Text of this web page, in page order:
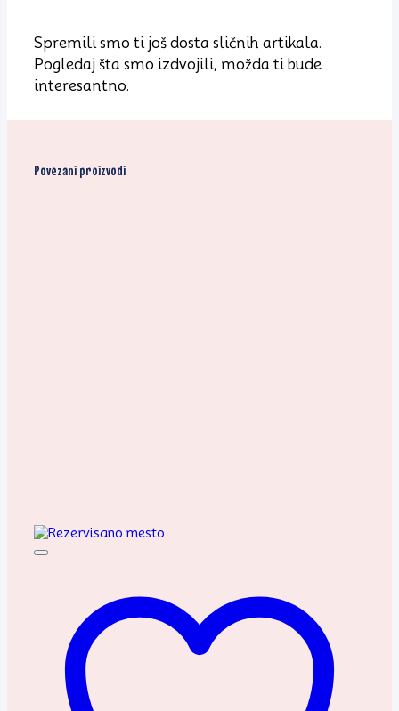
Spremili smo ti još dosta sličnih artikala.
Pogledaj šta smo izdvojili, možda ti bude
interesantno.
Povezani proizvodi